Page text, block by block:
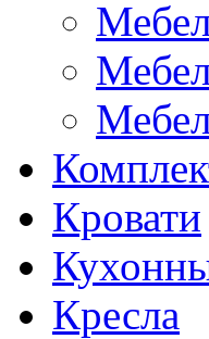
Кровати
Кресла